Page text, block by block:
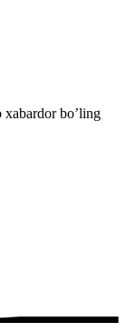
boʼling